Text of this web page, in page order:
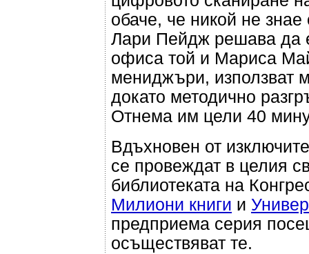
обаче, че никой не
Лари Пейдж решава да
офиса той и Мариса
мениджъри, използват
докато методично
Отнема им цели 40
Вдъхновен от
се провеждат в целия
библиотеката на
Милиони книги и
предприема серия
осъществяват те.